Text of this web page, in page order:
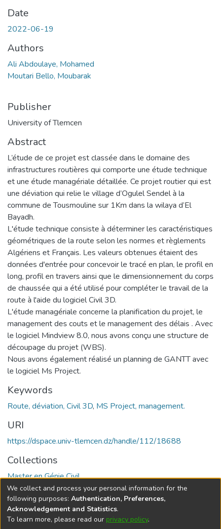
Date
2022-06-19
Authors
Ali Abdoulaye, Mohamed
Moutari Bello, Moubarak
Publisher
University of Tlemcen
Abstract
L’étude de ce projet est classée dans le domaine des
infrastructures routières qui comporte une étude technique
et une étude managériale détaillée. Ce projet routier qui est
une déviation qui relie le village d’Ogulel Sendel à la
commune de Tousmouline sur 1Km dans la wilaya d’El
Bayadh.
L'étude technique consiste à déterminer les caractéristiques
géométriques de la route selon les normes et règlements
Algériens et Français. Les valeurs obtenues étaient des
données d'entrée pour concevoir le tracé en plan, le profil en
long, profil en travers ainsi que le dimensionnement du corps
de chaussée qui a été utilisé pour compléter le travail de la
route à l'aide du logiciel Civil 3D.
L'étude managériale concerne la planification du projet, le
management des couts et le management des délais . Avec
le logiciel Mindview 8.0, nous avons conçu une structure de
découpage du projet (WBS).
Nous avons également réalisé un planning de GANTT avec
le logiciel Ms Project.
Keywords
Route, déviation, Civil 3D, MS Project, management.
URI
https://dspace.univ-tlemcen.dz/handle/112/18688
Collections
Master en Génie Civil
Full item page
DSpace softwarecopyright © 2002-2026
We collect and process your personal information for the
following purposes: Authentication, Preferences,
Acknowledgement and Statistics.
To learn more, please read our privacy policy.